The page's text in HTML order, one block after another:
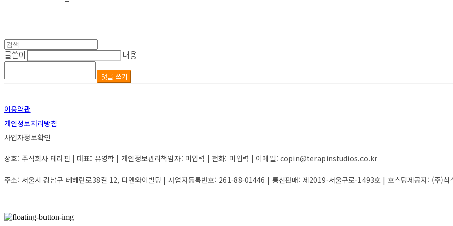
글쓴이 내용
댓글 쓰기
이용약관
개인정보처리방침
사업자정보확인
상호: 주식회사 테라핀 | 대표: 유영학 | 개인정보관리책임자: 미입력 | 전화: 미입력 | 이메일: copin@terapinstudios.co.kr
주소: 서울시 강남구 테헤란로38길 12, 디앤와이빌딩 | 사업자등록번호: 261-88-01446 | 통신판매: 제2019-서울구로-1493호 | 호스팅제공자: (주)식